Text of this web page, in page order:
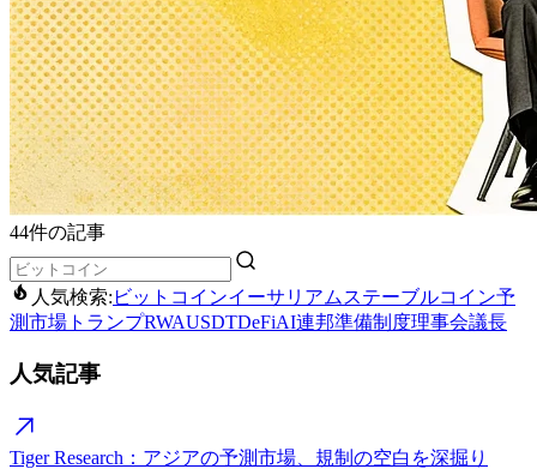
44件の記事
人気検索: ビットコインイーサリアム ステーブルコイン予
測市場 トランプRWAUSDTDeFiAI連邦準備制度理事会議長
人気記事
Tiger Research：アジアの予測市場、規制の空白を深掘り